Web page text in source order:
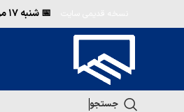
📅 شنبه
جستجو